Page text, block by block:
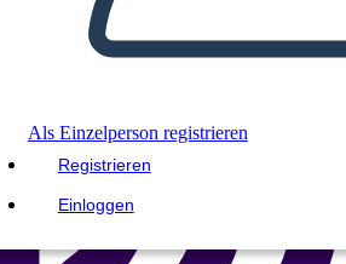
Als Einzelperson registrieren
Registrieren
Einloggen